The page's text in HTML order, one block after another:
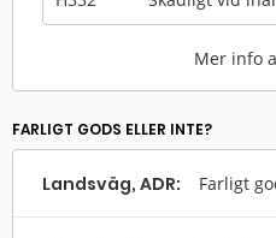
Mer info
FARLIGT GODS ELLER INTE?
Landsväg, ADR: Farligt